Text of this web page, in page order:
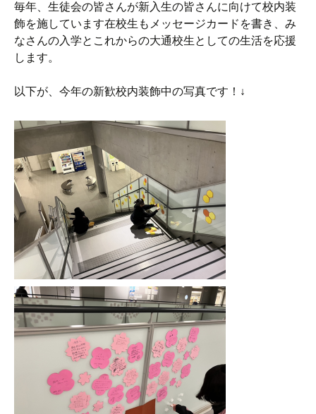
毎年、生徒会の皆さんが新入生の皆さんに向けて校内装
飾を施しています在校生もメッセージカードを書き、み
なさんの入学とこれからの大通校生としての生活を応援
します。
以下が、今年の新歓校内装飾中の写真です！↓